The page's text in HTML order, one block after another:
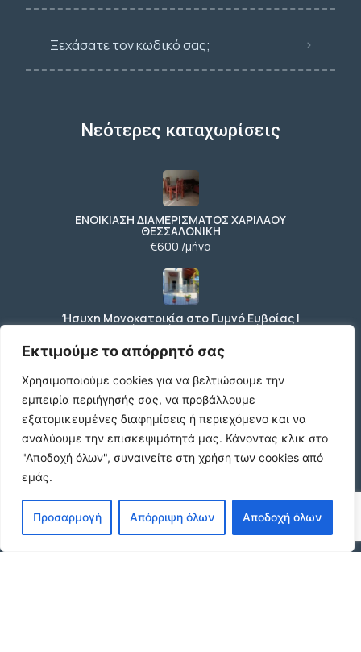
Εκτιμούμε το απόρρητό σας
Χρησιμοποιούμε cookies για να βελτιώσουμε την
εμπειρία περιήγησής σας, να προβάλλουμε
εξατομικευμένες διαφημίσεις ή περιεχόμενο και να
αναλύουμε την επισκεψιμότητά μας. Κάνοντας κλικ στο
"Αποδοχή όλων", συναινείτε στη χρήση των cookies από
εμάς.
Προσαρμογή Απόρριψη όλων Αποδοχή όλων
Ξεχάσατε τον κωδικό σας;
Νεότερες καταχωρίσεις
ΕΝΟΙΚΙΑΣΗ ΔΙΑΜΕΡΙΣΜΑΤΟΣ ΧΑΡΙΛΑΟΥ
ΘΕΣΣΑΛΟΝΙΚΗ
€600 /μήνα
Ήσυχη Μονοκατοικία στο Γυμνό Ευβοίας |
Κοντά σε Θάλασσα & Βουνό
€52 /μήνα
ΕΝΟΙΚΙΑΣΗ ΔΙΑΜΕΡΙΣΜΑΤΟΣ ΧΑΡΙΛΑΟΥ
ΘΕΣΣΑΛΟΝΙΚΗ
€600 /μήνα
Κωδικος ακινητου Μ480 καταστημα στον
Ευοσμο